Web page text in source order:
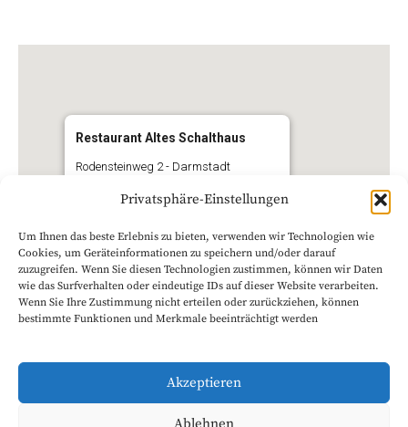
Privatsphäre-Einstellungen
Um Ihnen das beste Erlebnis zu bieten, verwenden wir Technologien wie
Cookies, um Geräteinformationen zu speichern und/oder darauf
zuzugreifen. Wenn Sie diesen Technologien zustimmen, können wir Daten
wie das Surfverhalten oder eindeutige IDs auf dieser Website verarbeiten.
Wenn Sie Ihre Zustimmung nicht erteilen oder zurückziehen, können
bestimmte Funktionen und Merkmale beeinträchtigt werden
Akzeptieren
Ablehnen
Restaurant Altes Schalthaus
Rodensteinweg 2 - Darmstadt
Kommende Veranstaltungen
Denken ist gefährlich ! Lebensbericht eines
- 31. Oktober 2026 - 19:00 - 21:00